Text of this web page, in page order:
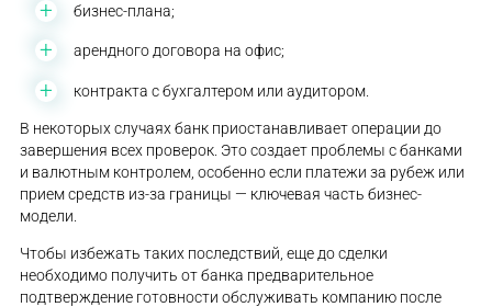
бизнес-плана;
арендного договора на офис;
контракта с бухгалтером или аудитором.
В некоторых случаях банк приостанавливает операции до
завершения всех проверок. Это создает проблемы с банками
и валютным контролем, особенно если платежи за рубеж или
прием средств из-за границы — ключевая часть бизнес-
модели.
Чтобы избежать таких последствий, еще до сделки
необходимо получить от банка предварительное
подтверждение готовности обслуживать компанию после